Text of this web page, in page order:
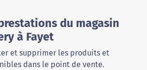
du magasin
à Fayet
et supprimer les produits et
dans le point de vente.